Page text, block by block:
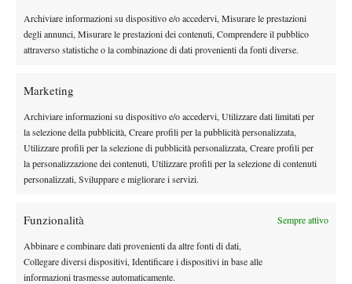
Archiviare informazioni su dispositivo e/o accedervi, Misurare le prestazioni
degli annunci, Misurare le prestazioni dei contenuti, Comprendere il pubblico
attraverso statistiche o la combinazione di dati provenienti da fonti diverse.
Marketing
Archiviare informazioni su dispositivo e/o accedervi, Utilizzare dati limitati per
la selezione della pubblicità, Creare profili per la pubblicità personalizzata,
Utilizzare profili per la selezione di pubblicità personalizzata, Creare profili per
la personalizzazione dei contenuti, Utilizzare profili per la selezione di contenuti
personalizzati, Sviluppare e migliorare i servizi.
Funzionalità Sempre attivo
Abbinare e combinare dati provenienti da altre fonti di dati,
Collegare diversi dispositivi, Identificare i dispositivi in base alle
informazioni trasmesse automaticamente.
concludersi per 6-1: in 19 casi il primo set ha arriso al vincitore
finale, in altri 6 casi no. Ultimo caso positivoFederera RG ’09,
ultima caso contrario fu favorevole a Nadal al RG ’06;
vittorie, solo Djokovic (8), Federer (10) e Lendl (11) ne hanno
perse più di lui nell’Era Open (Agassi e Connors lo stesso), ma
stride il numero di tornei vinti; Federer raggiunge Connors a
numero 7 semifinali perse contro il futuro vincitore (in 4 casi
Djokovic, 1 Safin, Nadal e Cilic).
futuro vincitore dello Slam, ma qui il più “titolato” è il russo
Magnus Larsson (3).
Era dal Roland Garros 2009 che il primo set della finale Slam